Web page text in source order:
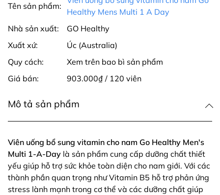
Tên sản phẩm:
Healthy Mens Multi 1 A Day
Nhà sản xuất:
GO Healthy
Xuất xứ:
Úc (Australia)
Quy cách:
Xem trên bao bì sản phẩm
Giá bán:
903.000₫ / 120 viên
Mô tả sản phẩm
Viên uống bổ sung vitamin cho nam Go Healthy Men's
Multi 1-A-Day là sản phẩm cung cấp dưỡng chất thiết
yếu giúp hỗ trợ sức khỏe toàn diện cho nam giới. Với các
thành phần quan trọng như Vitamin B5 hỗ trợ phản ứng
stress lành mạnh trong cơ thể và các dưỡng chất giúp